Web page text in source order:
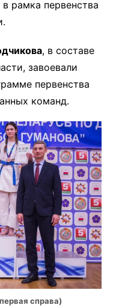
рамка первенства
, в составе
завоевали
первенства
команд.
справа)